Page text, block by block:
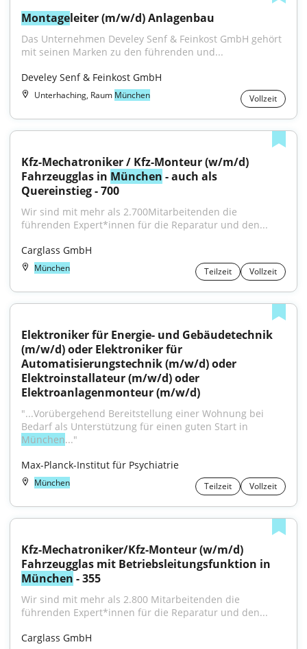
Montageleiter (m/w/d) Anlagenbau
Das Unternehmen Develey Senf & Feinkost GmbH gehört
mit seinen Marken zu den führenden und...
Develey Senf & Feinkost GmbH
Unterhaching, Raum München Vollzeit
Kfz-Mechatroniker / Kfz-Monteur (w/m/d)
Fahrzeugglas in München - auch als
Quereinstieg - 700
Wir sind mit mehr als 2.700Mitarbeitenden die
führenden Expert*innen für die Reparatur und den...
Carglass GmbH
München Teilzeit Vollzeit
Elektroniker für Energie- und Gebäudetechnik
(m/w/d) oder Elektroniker für
Automatisierungstechnik (m/w/d) oder
Elektroinstallateur (m/w/d) oder
Elektroanlagenmonteur (m/w/d)
"...Vorübergehend Bereitstellung einer Wohnung bei
München..."
Max-Planck-Institut für Psychiatrie
München Teilzeit Vollzeit
Kfz-Mechatroniker/Kfz-Monteur (w/m/d)
München - 355
Wir sind mit mehr als 2.800 Mitarbeitenden die
führenden Expert*innen für die Reparatur und den...
Carglass GmbH